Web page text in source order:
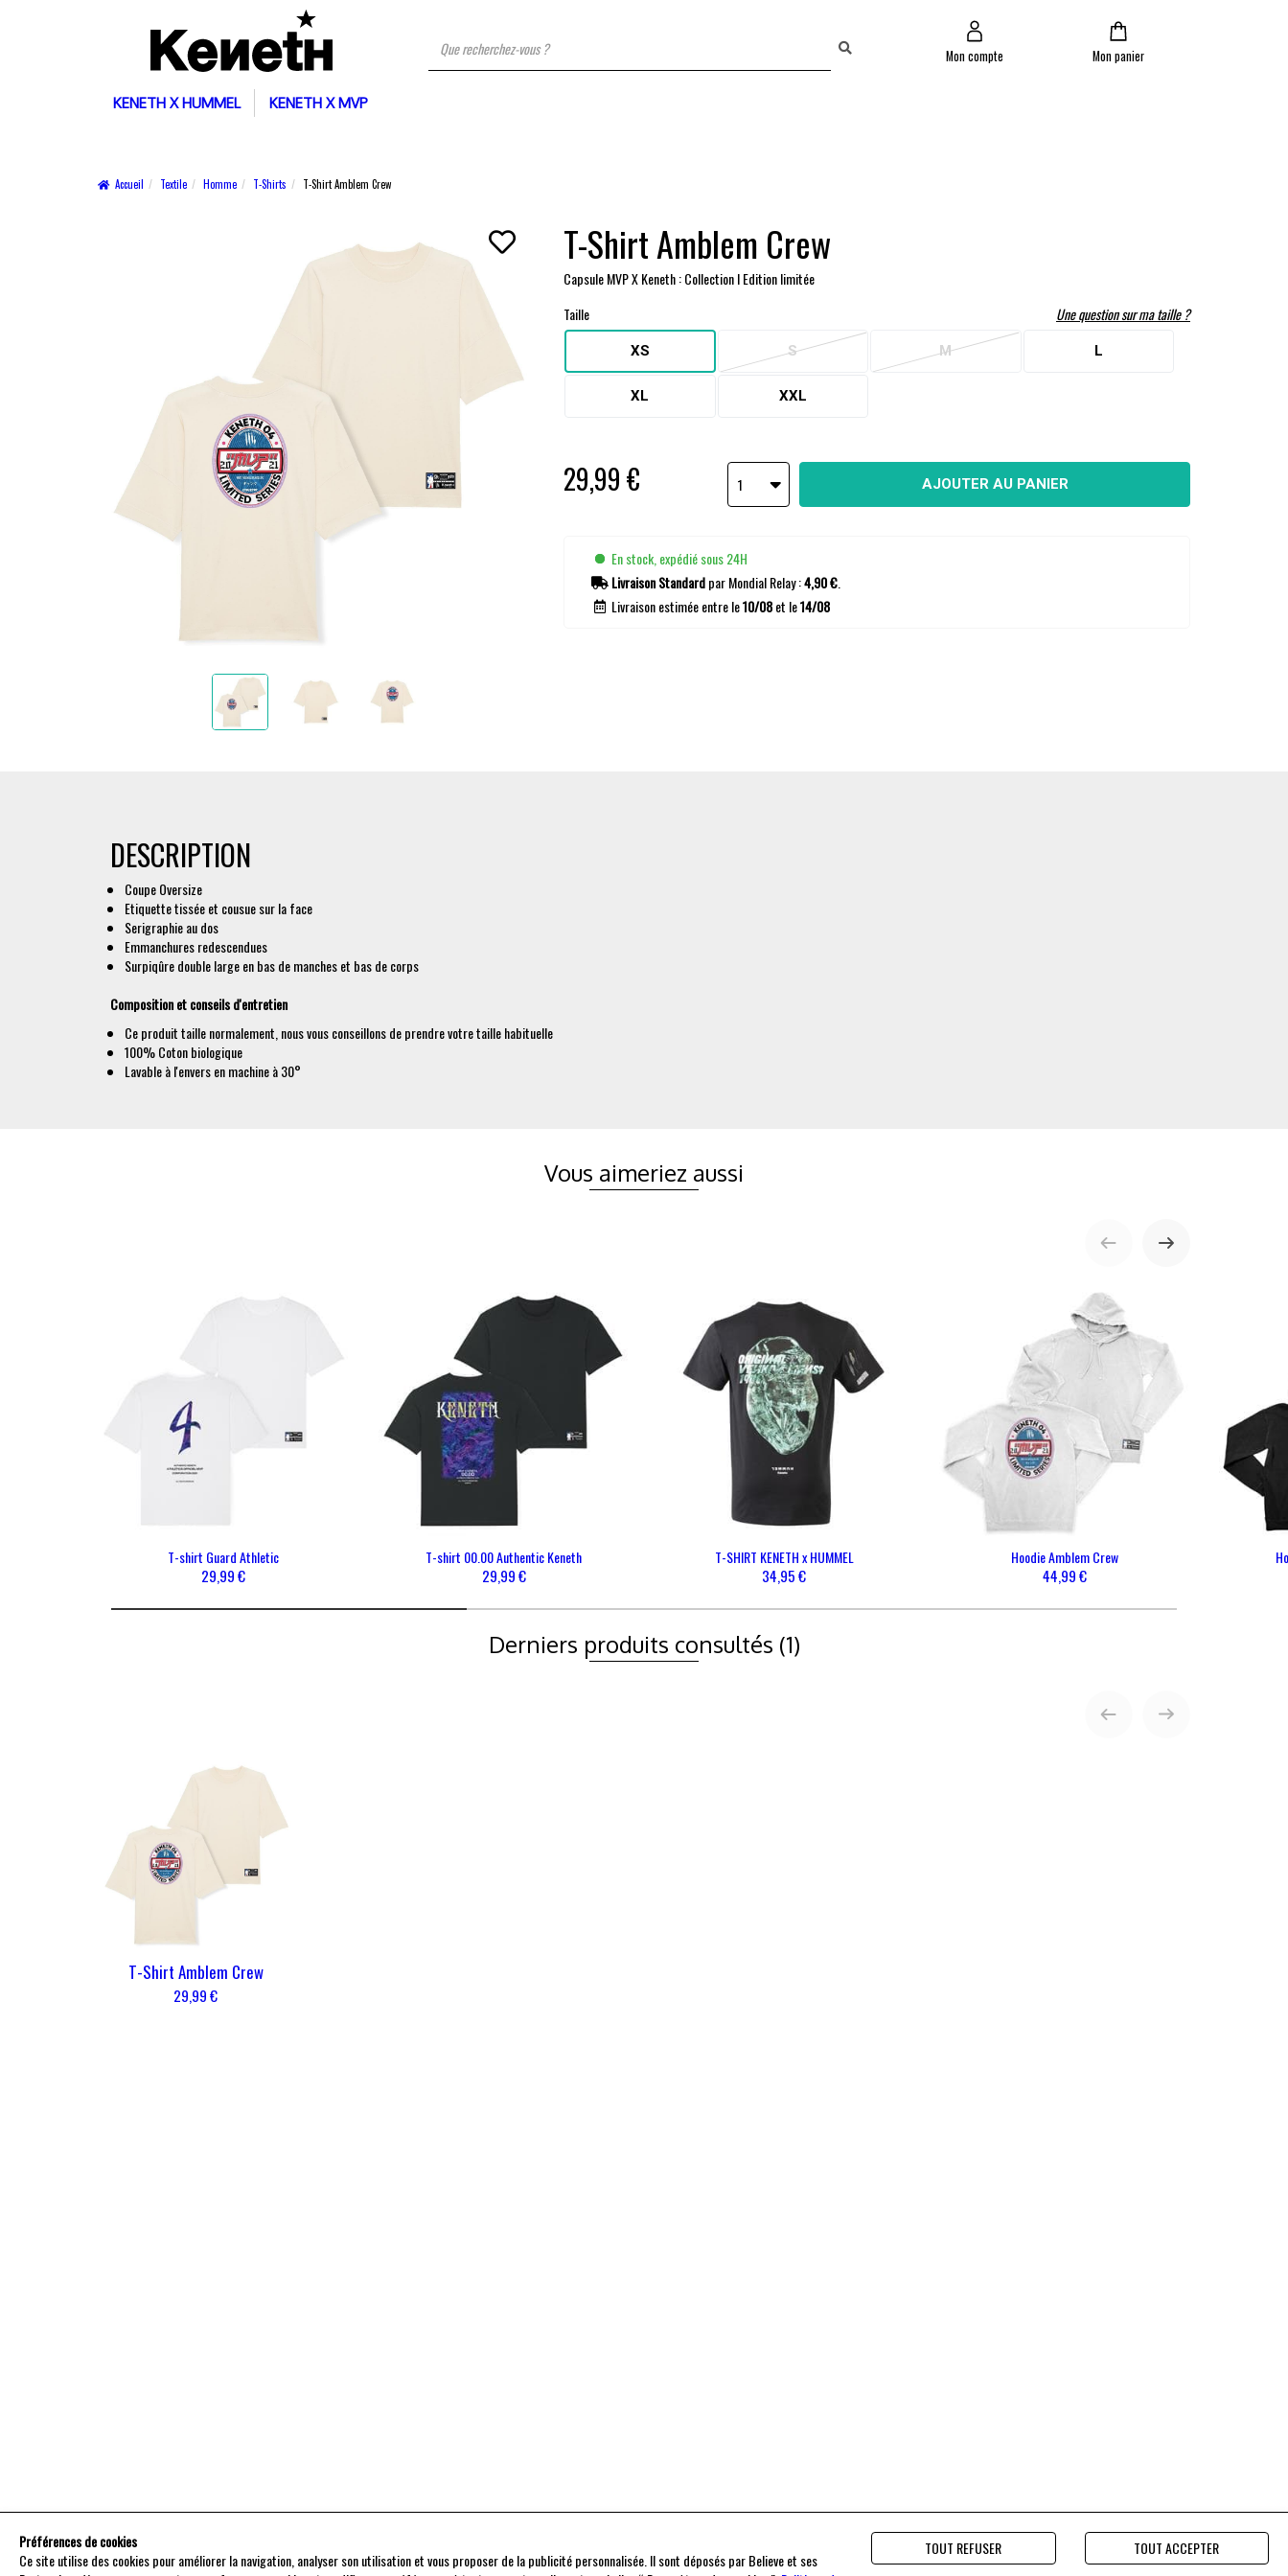
Mon compte Mon panier
KENETH X HUMMEL KENETH X MVP
Accueil Textile Homme T-Shirts T-Shirt Amblem Crew
T-Shirt Amblem Crew
Capsule MVP X Keneth : Collection I Edition limitée
Taille
Une question sur ma taille ?
XS S M L
XL XXL
29,99 € 1 AJOUTER AU PANIER
En stock, expédié sous 24H
Livraison Standardpar Mondial Relay :4,90 €
Livraison estimée entre le10/08et le14/08
DESCRIPTION
Coupe Oversize
Etiquette tissée et cousue sur la face
Serigraphie au dos
Emmanchures redescendues
Surpiqûre double large en bas de manches et bas de corps
Composition et conseils d'entretien
Ce produit taille normalement, nous vous conseillons de prendre votre taille habituelle
100% Coton biologique
Lavable à l'envers en machine à 30°
Vous aimeriez aussi
T-shirt Guard Athletic
29,99 €
T-shirt 00.00 Authentic Keneth
29,99 €
T-SHIRT KENETH x HUMMEL
34,95 €
Hoodie Amblem Crew
44,99 €
Derniers produits consultés (1)
T-Shirt Amblem Crew
29,99 €
RESTEZ INFORMÉ DE NOS BONS PLANS ET NOUVEAUTÉS
A PROPOS DE MISTER V
Mentions légales
Politique de protection de la vie privée
NOS CATÉGORIES AIDE & CONTACTS
FAQ - Coronavirus
Préférences de cookies
Ce site utilise des cookies pour améliorer la navigation, analyser son utilisation et vous proposer de la publicité personnalisée. Il sont déposés par Believe et ses
TOUT REFUSER TOUT ACCEPTER